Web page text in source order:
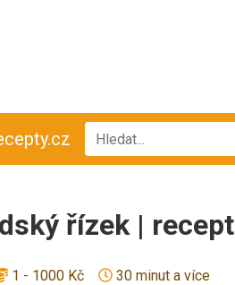
řízek | recept
1 - 1000 Kč 30 minut a více